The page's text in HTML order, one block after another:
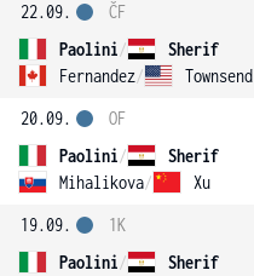
22.09.
Paolini/
Sherif
Fernandez/ Townsend
ČF
20.09.
Paolini/
Sherif
Mihalikova/ Xu
OF
19.09.
Paolini/
Sherif
1K